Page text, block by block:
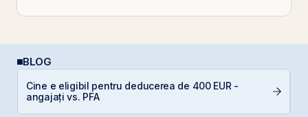
BLOG
Cine e eligibil pentru deducerea de 400 EUR -
angajați vs. PFA